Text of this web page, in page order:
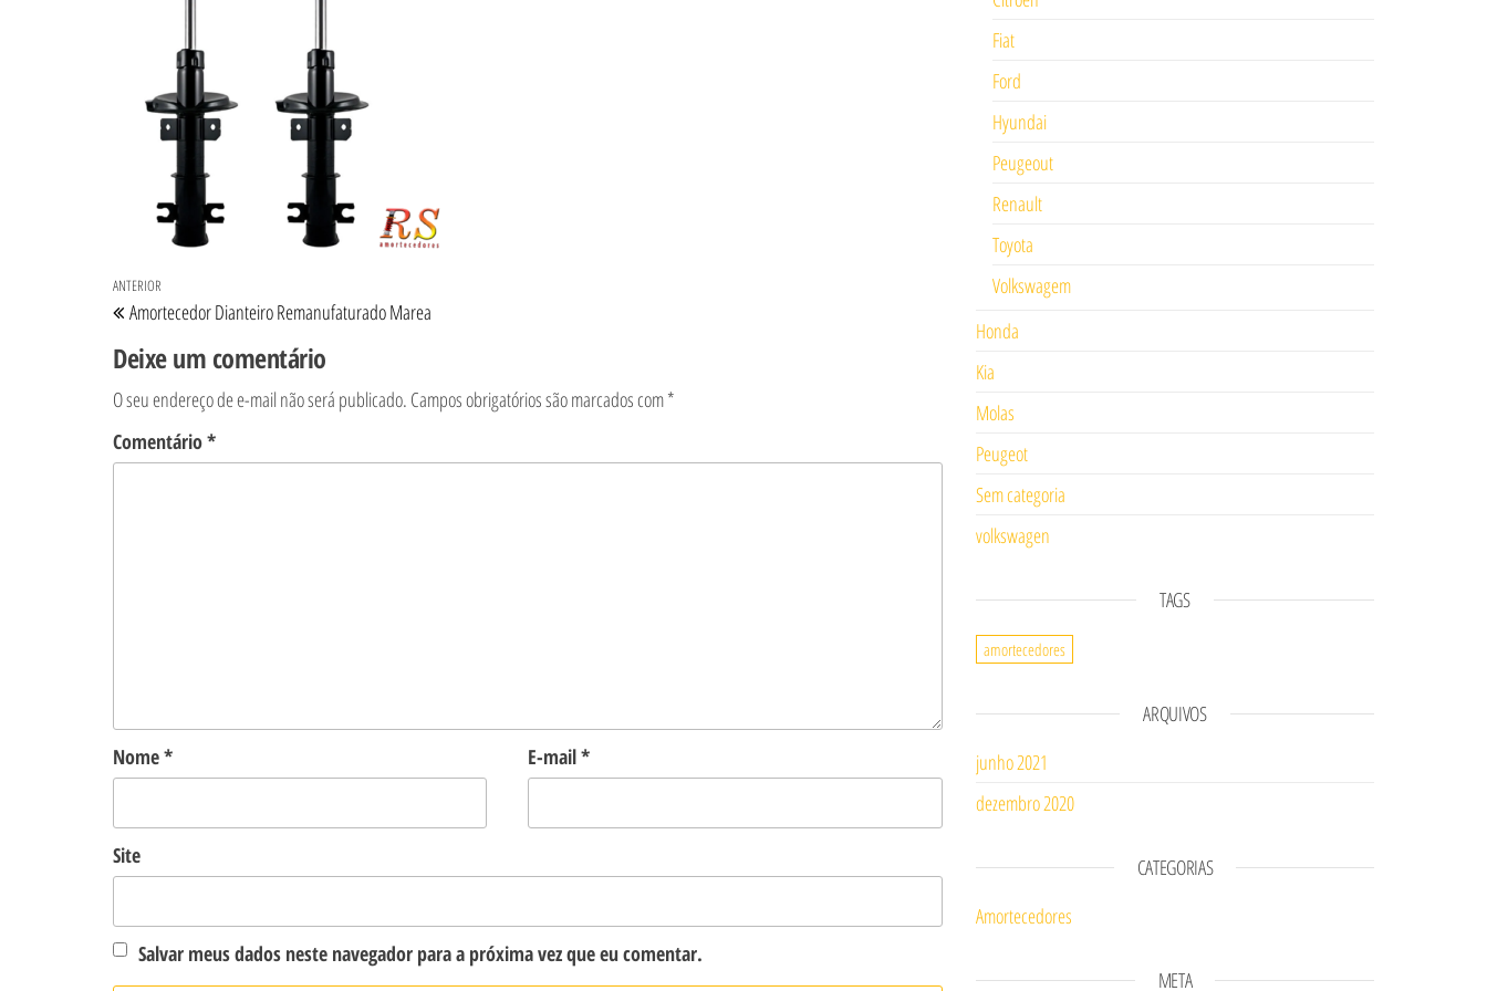
Navegação de Post
Post anterior
ANTERIOR
Amortecedor Dianteiro Remanufaturado Marea
Deixe um comentário
O seu endereço de e-mail não será publicado. Campos obrigatórios são marcados com*
Comentário*
Nome* E-mail*
Site
Salvar meus dados neste navegador para a próxima vez que eu comentar.
Fiat
Ford
Hyundai
Peugeout
Renault
Toyota
Volkswagem
Honda
Kia
Molas
Peugeot
Sem categoria
volkswagen
TAGS
amortecedores
ARQUIVOS
junho 2021
dezembro 2020
CATEGORIAS
Amortecedores
META